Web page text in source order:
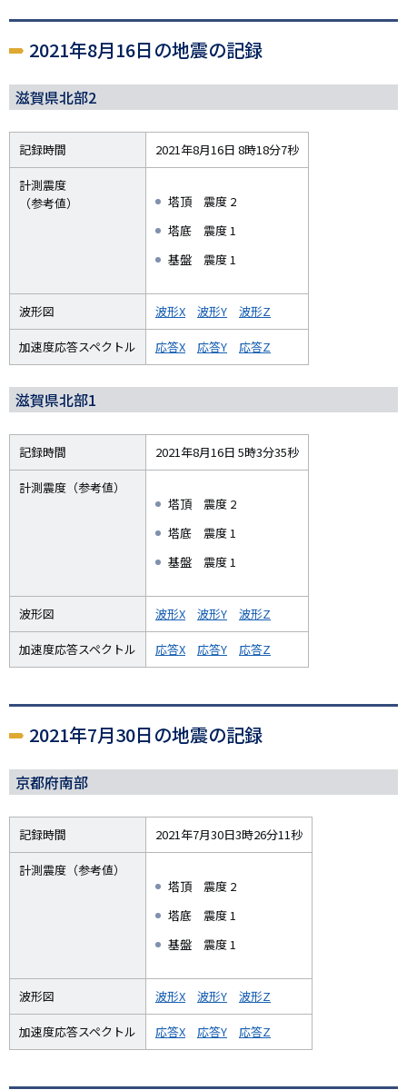
2021年8月16日の地震の記録
滋賀県北部2
記録時間 2021年8月16日 8時18分7秒
計測震度
（参考値）
塔頂 震度 2
塔底 震度 1
基盤 震度 1
波形図 波形X 波形Y 波形Z
加速度応答スペクトル 応答X 応答Y 応答Z
滋賀県北部1
記録時間 2021年8月16日 5時3分35秒
計測震度（参考値）
塔頂 震度 2
塔底 震度 1
基盤 震度 1
波形図 波形X 波形Y 波形Z
加速度応答スペクトル 応答X 応答Y 応答Z
2021年7月30日の地震の記録
京都府南部
記録時間 2021年7月30日3時26分11秒
計測震度（参考値）
塔頂 震度 2
塔底 震度 1
基盤 震度 1
波形図 波形X 波形Y 波形Z
加速度応答スペクトル 応答X 応答Y 応答Z